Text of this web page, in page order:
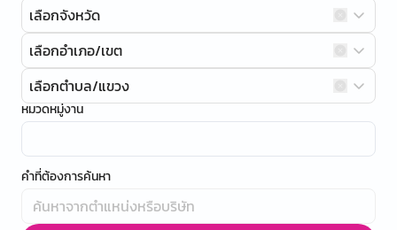
เลือกจังหวัด
เลือกอำเภอ/เขต
เลือกตำบล/แขวง
หมวดหมู่งาน
คำที่ต้องการค้นหา